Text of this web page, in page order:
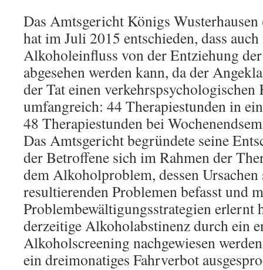
Das Amtsgericht Königs
hat im Juli 2015 entschieden, dass
Alkoholeinfluss von der Entziehung
abgesehen werden kann, da der
der Tat einen verkehrspsychologischen
umfangreich: 44 Therapiestunden in
48 Therapiestunden bei
Das Amtsgericht begründete seine
der Betroffene sich im Rahmen der
dem Alkoholproblem, dessen Ursachen
resultierenden Problemen befasst und
Problembewältigungsstrategien erlernt
derzeitige Alkoholabstinenz durch ein
Alkoholscreening nachgewiesen
ein dreimonatiges Fahrverbot